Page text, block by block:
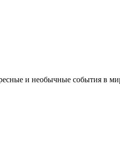
и необычные события в